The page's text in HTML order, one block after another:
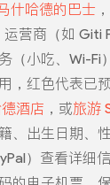
什哈德的巴士
营商（如 Giti
（小吃、Wi-Fi
，红色代表已
酒店 ，或旅游
、出生日期、
）查看详细